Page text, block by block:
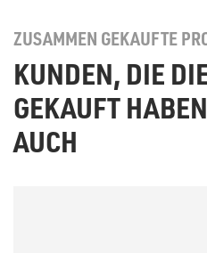
ZUSAMMEN GEKAUFTE
KUNDEN, DIE
GEKAUFT
AUCH